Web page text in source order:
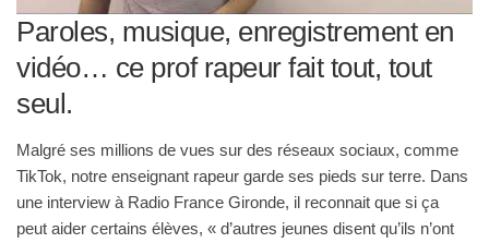
Paroles, musique, enregistrement en
vidéo… ce prof rapeur fait tout, tout
seul.
Malgré ses millions de vues sur des réseaux sociaux, comme
TikTok, notre enseignant rapeur garde ses pieds sur terre. Dans
une interview à Radio France Gironde, il reconnait que si ça
peut aider certains élèves, « d’autres jeunes disent qu’ils n’ont